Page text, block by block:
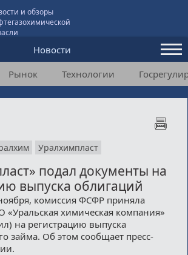
и обзоры
Новости
Аналитика и мнения
Конференции
Подписка
соглашение
Медиакит
Рынок Технологии
Уралхимпласт
подал документы на
выпуска облигаций
комиссия ФСФР приняла
химическая компания»
на регистрацию выпуска
займа. Об этом сообщает пресс-